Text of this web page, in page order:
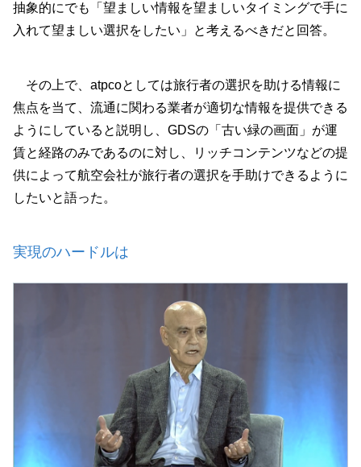
抽象的にでも「望ましい情報を望ましいタイミングで手に
入れて望ましい選択をしたい」と考えるべきだと回答。
その上で、atpcoとしては旅行者の選択を助ける情報に
焦点を当て、流通に関わる業者が適切な情報を提供できる
ようにしていると説明し、GDSの「古い緑の画面」が運
賃と経路のみであるのに対し、リッチコンテンツなどの提
供によって航空会社が旅行者の選択を手助けできるように
したいと語った。
実現のハードルは